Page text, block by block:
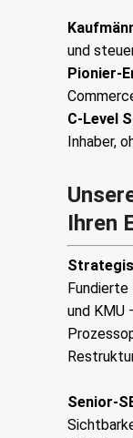
und
Pionier-
C-Level
Inhaber,
Ihren
und KMU
Senior-